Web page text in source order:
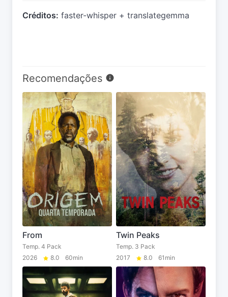
Créditos: faster-whisper + translategemma
Recomendações
From
Temp. 4 Pack
2026
8.0 60min
Twin Peaks
Temp. 3 Pack
2017
8.0 61min